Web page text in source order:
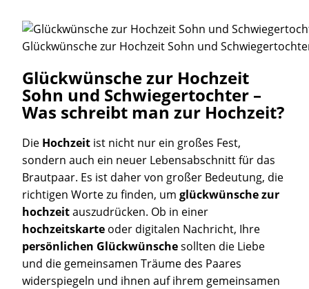
Glückwünsche zur Hochzeit Sohn und
Glückwünsche zur Hochzeit
Sohn und Schwiegertochter –
Was schreibt man zur Hochzeit?
Die Hochzeit ist nicht nur ein großes Fest,
sondern auch ein neuer Lebensabschnitt für das
Brautpaar. Es ist daher von großer Bedeutung, die
richtigen Worte zu finden, um glückwünsche zur
hochzeitauszudrücken. Ob in einer
hochzeitskarte oder digitalen Nachricht, Ihre
persönlichen Glückwünschesollten die Liebe
und die gemeinsamen Träume des Paares
widerspiegeln und ihnen auf ihrem gemeinsamen